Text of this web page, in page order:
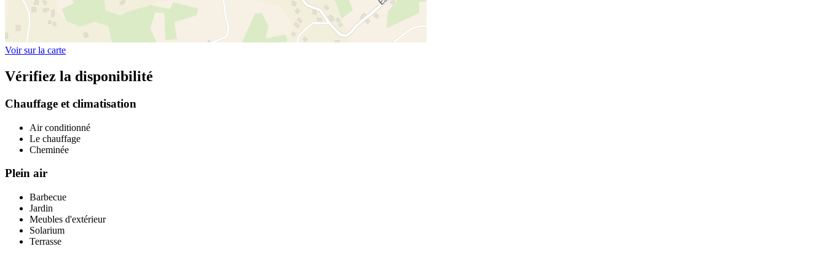
Voir sur la carte
Vérifiez la disponibilité
Chauffage et climatisation
Air conditionné
Le chauffage
Cheminée
Plein air
Barbecue
Jardin
Meubles d'extérieur
Solarium
Terrasse